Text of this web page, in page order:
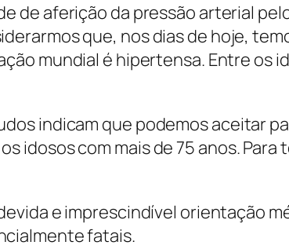
de aferição da pressão arterial
que, nos dias de hoje,
mundial é hipertensa. Entre os
indicam que podemos aceitar
idosos com mais de 75 anos. Para
e imprescindível orientação
fatais.